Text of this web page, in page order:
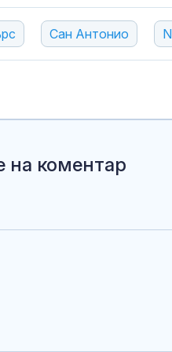
Сан Антонио
на коментар